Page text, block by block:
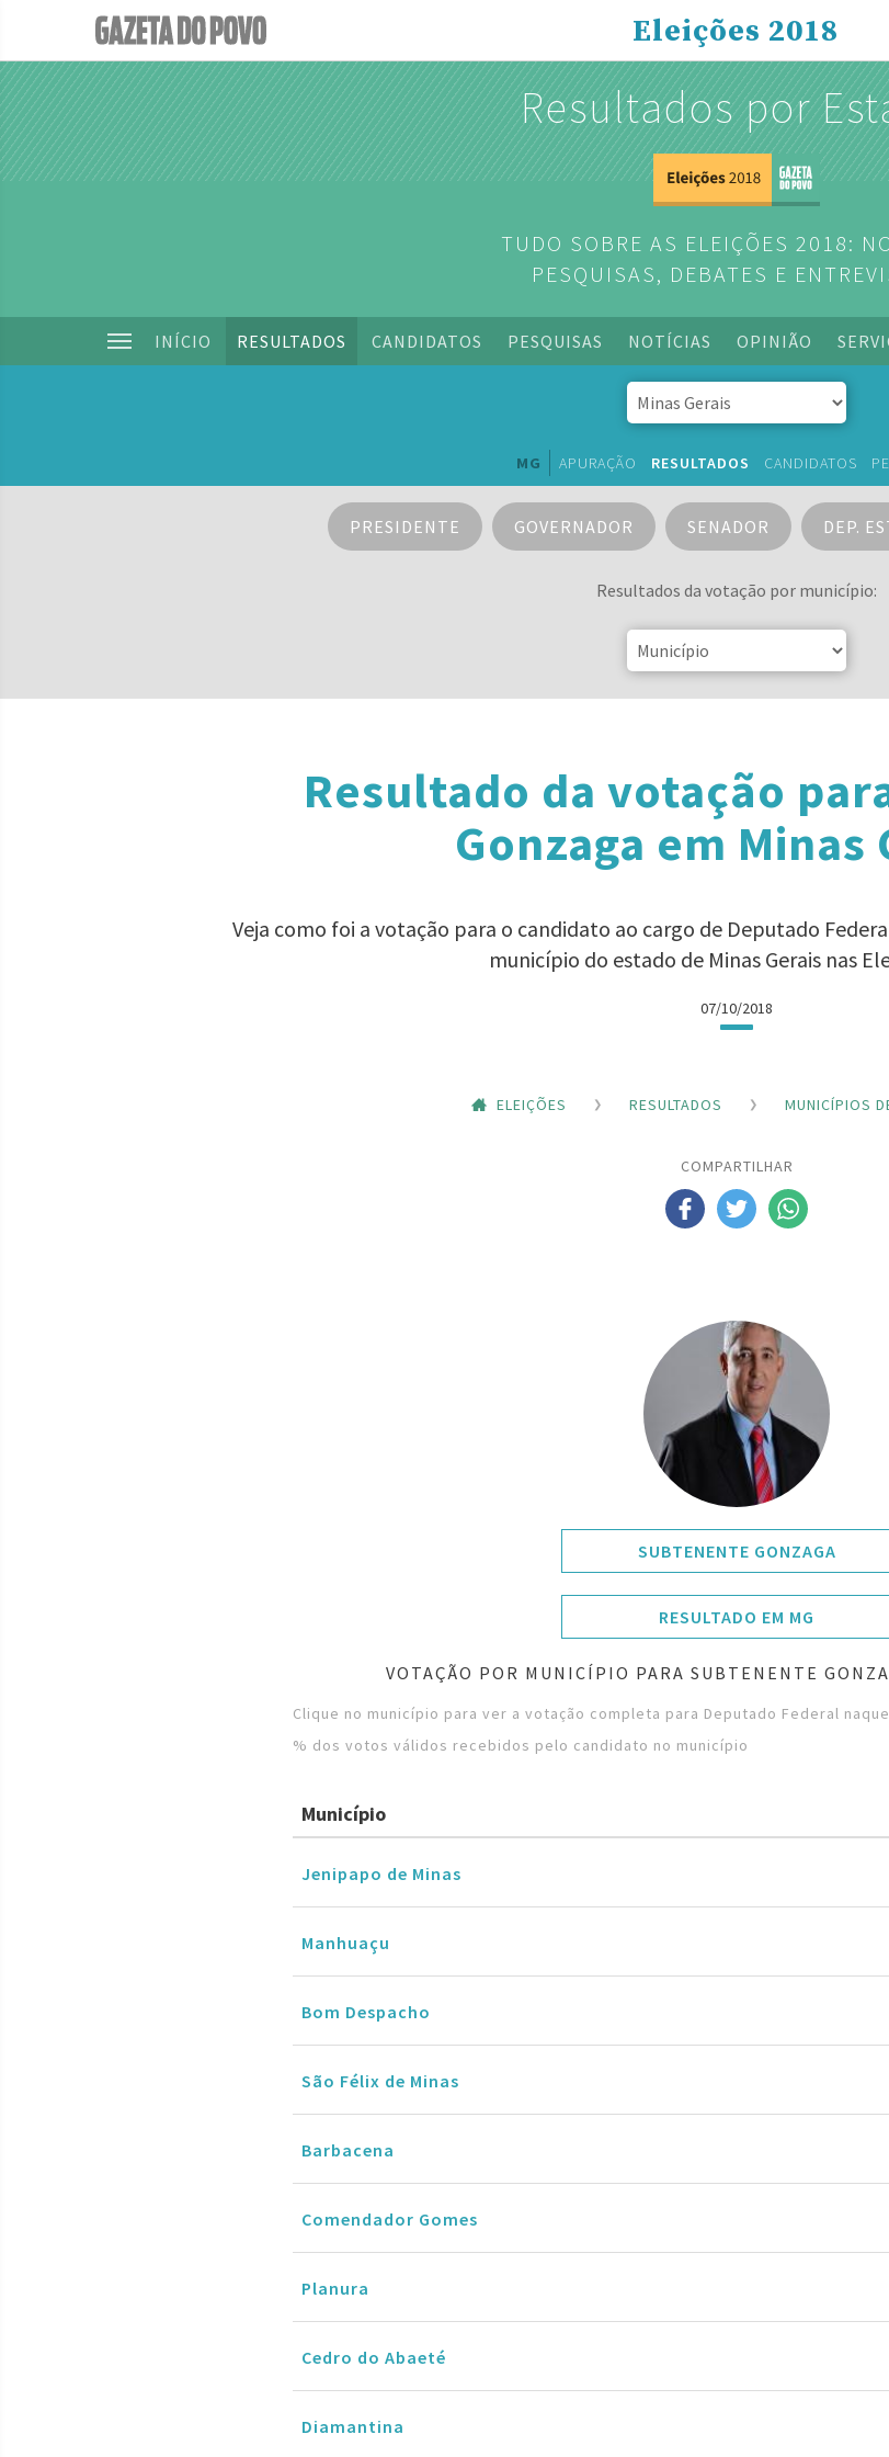
Eleições 2018
Resultados por
TUDO SOBRE AS ELEIÇÕES 2018:
PESQUISAS, DEBATES E
INÍCIO RESULTADOS CANDIDATOS PESQUISAS NOTÍCIAS OPINIÃO
MG APURAÇÃO RESULTADOS CANDIDATOS
PRESIDENTE GOVERNADOR SENADOR DEP.
Resultados da votação por município:
Resultado da votação
Gonzaga em Minas
Veja como foi a votação para o candidato ao cargo de Deputado
município do estado de Minas Gerais nas
07/10/2018
ELEIÇÕES RESULTADOS MUNICÍPIOS
COMPARTILHAR
SUBTENENTE GONZAGA
RESULTADO EM MG
VOTAÇÃO POR MUNICÍPIO PARA SUBTENENTE
Clique no município para ver a votação completa para Deputado Federal
% dos votos válidos recebidos pelo candidato no município
Município
Jenipapo de Minas
Manhuaçu
Bom Despacho
São Félix de Minas
Barbacena
Comendador Gomes
Planura
Cedro do Abaeté
Diamantina